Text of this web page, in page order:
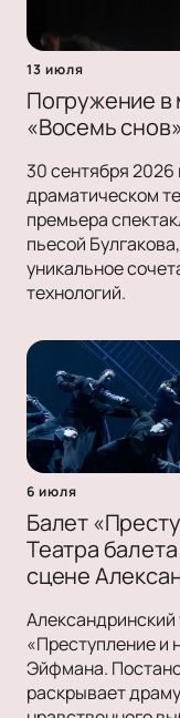
13 июля
Погружение в
«Восемь
30 сентября
драматическом
премьера
пьесой
уникальное
технологий.
6 июля
Балет
Театра
сцене
Александринский
«Преступление и
Эйфмана.
раскрывает